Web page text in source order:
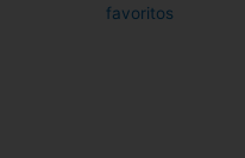
favoritos